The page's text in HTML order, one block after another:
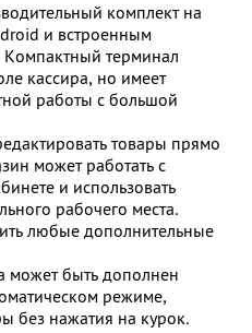
комплект на
и встроенным
терминал
кассира, но имеет
работы с большой
товары прямо
может работать с
и использовать
рабочего места.
любые дополнительные
может быть дополнен
режиме,
без нажатия на курок.